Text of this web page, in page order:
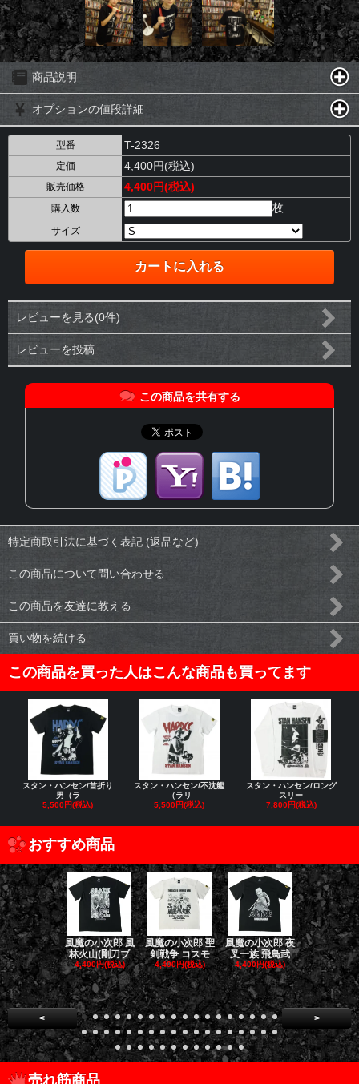
商品説明
オプションの値段詳細
型番 T-2326
定価 4,400円(税込)
販売価格 4,400円(税込)
購入数 枚
サイズ
レビューを見る(0件)
レビューを投稿
この商品を共有する
特定商取引法に基づく表記 (返品など)
この商品について問い合わせる
この商品を友達に教える
買い物を続ける
この商品を買った人はこんな商品も買ってます
スタン・ハンセン/首折り
男（ラ
5,500円(税込)
スタン・ハンセン/不沈艦
（ラリ
5,500円(税込)
スタン・ハンセン/ロング
スリー
7,800円(税込)
おすすめ商品
風魔の小次郎 風
林火山(剛刀ブ
4,400円(税込)
風魔の小次郎 聖
剣戦争 コスモ
4,400円(税込)
風魔の小次郎 夜
叉一族 飛鳥武
4,400円(税込)
風魔の小次
魔一族 竜
4,400円(税
< >
売れ筋商品